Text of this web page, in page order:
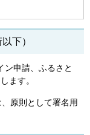
下）
ン申請、ふるさと
ます。
原則として署名用